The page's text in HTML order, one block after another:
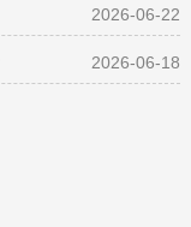
2026-06-22
2026-06-18